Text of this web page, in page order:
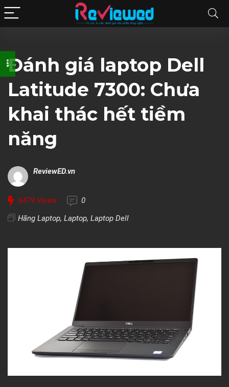
Đánh giá laptop Dell
Latitude 7300: Chưa
khai thác hết tiềm
năng
ReviewED.vn
6479 Views
0
Hãng Laptop, Laptop, Laptop Dell